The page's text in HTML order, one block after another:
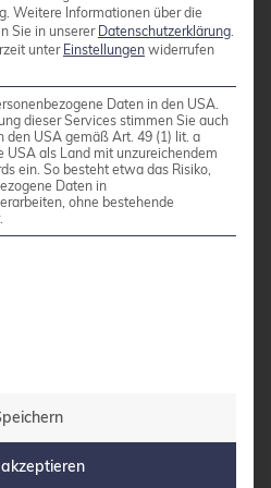
und
Unternehmen
managed Services oder
wie k3s, da sie
Anforderungen haben
einsetzbar sind. Die
IT-Expertise
wie Amazon EKS,
AKS sind oft die beste
Weitere Informationen über die
Sie in unserer Datenschutzerklärung
unter Einstellungen widerrufen
Daten in den USA.
dieser Services stimmen Sie auch
den USA gemäß Art. 49 (1) lit. a
USA als Land mit unzureichendem
ein. So besteht etwa das Risiko,
Daten in
ohne bestehende
Service-Gruppen, für die